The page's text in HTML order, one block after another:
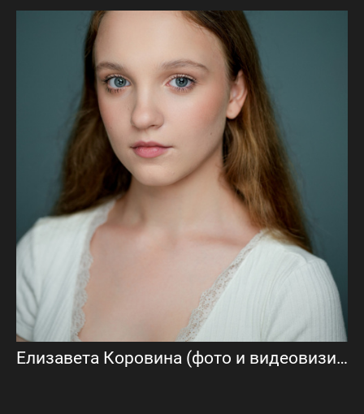
Елизавета Коровина (фото и видеовизитка)